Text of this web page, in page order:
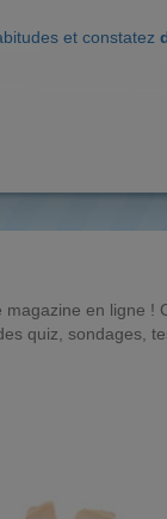
et constatez
en ligne
quiz, sondages,